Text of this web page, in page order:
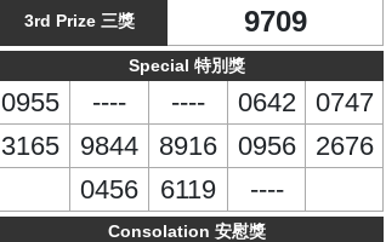
3rd Prize 三獎 9709
Special 特別獎
0955 ---- ---- 0642
0747
3165
9844 8916 0956
2676
0456
6119 ----
Consolation 安慰獎